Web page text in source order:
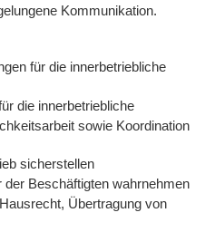
Kommunikation.
für die innerbetriebliche
die innerbetriebliche
sowie Koordination
sicherstellen
Beschäftigten wahrnehmen
Übertragung von